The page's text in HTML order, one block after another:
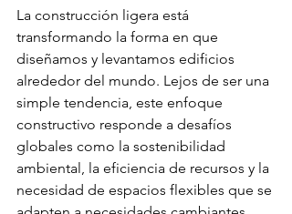
La construcción ligera está
transformando la forma en que
diseñamos y levantamos edificios
alrededor del mundo. Lejos de ser una
simple tendencia, este enfoque
constructivo responde a desafíos
globales como la sostenibilidad
ambiental, la eficiencia de recursos y la
necesidad de espacios flexibles que se